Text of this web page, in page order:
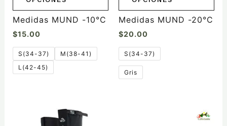
la
página
de
producto
Medidas MUND -10°C
$15.00
S(34-37)
M(38-41)
L(42-45)
la
página
de
producto
Medidas MUND -20°C
$20.00
S(34-37)
Gris